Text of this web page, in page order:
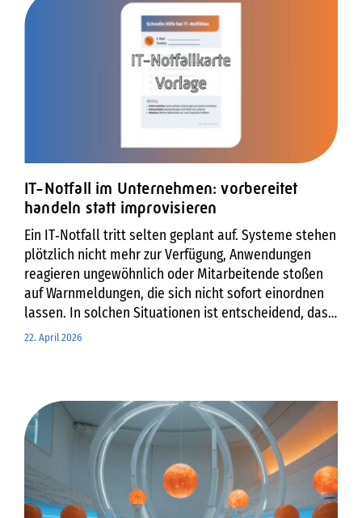
IT-Notfall im Unternehmen: vorbereitet
handeln statt improvisieren
Ein IT‑Notfall tritt selten geplant auf. Systeme stehen
plötzlich nicht mehr zur Verfügung, Anwendungen
reagieren ungewöhnlich oder Mitarbeitende stoßen
auf Warnmeldungen, die sich nicht sofort einordnen
lassen. In solchen Situationen ist entscheidend, dass
das Vorgehen klar ist – unabhängig davon, ob es sich
22. April 2026